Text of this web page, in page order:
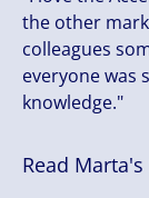
the other
colleagues
everyone was
knowledge."
Read